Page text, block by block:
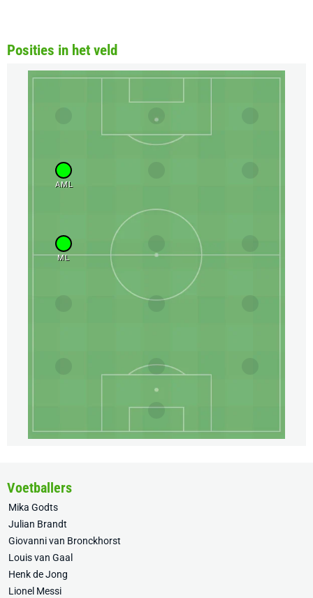
Posities in het veld
AML
ML
Voetballers
Mika Godts
Julian Brandt
Giovanni van Bronckhorst
Louis van Gaal
Henk de Jong
Lionel Messi